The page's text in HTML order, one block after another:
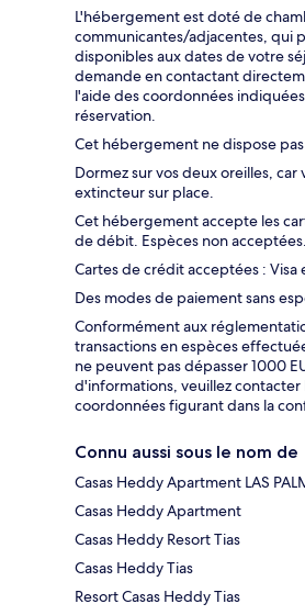
L'hébergement est doté de
communicantes/adjacentes, qui
disponibles aux dates de votre
demande en contactant
l'aide des coordonnées
réservation.
Cet hébergement ne dispose
Dormez sur vos deux oreilles, car
extincteur sur place.
Cet hébergement accepte les
de débit. Espèces non acceptées.
Cartes de crédit acceptées : Visa
Des modes de paiement sans
Conformément aux
transactions en espèces
ne peuvent pas dépasser 1000
d'informations, veuillez
coordonnées figurant dans la
Connu aussi sous le nom de
Casas Heddy Apartment LAS
Casas Heddy Apartment
Casas Heddy Resort Tias
Casas Heddy Tias
Resort Casas Heddy Tias